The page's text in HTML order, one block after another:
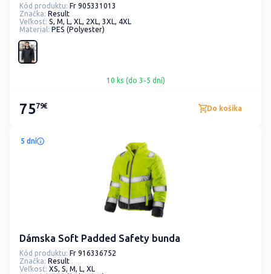
Kód produktu: Fr 905331013
Značka: Result
Veľkosť: S, M, L, XL, 2XL, 3XL, 4XL
Material: PES (Polyester)
10 ks (do 3-5 dní)
7579€ Do košíka
5 dní
Dámska Soft Padded Safety bunda
Kód produktu: Fr 916336752
Značka: Result
Veľkosť: XS, S, M, L, XL